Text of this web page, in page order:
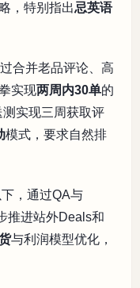
，特别指出忌英语
合并老品评论、高
实现两周内30单的
实现三周获取评
模式，要求自然排
，通过QA与
推进站外Deals和
与利润模型优化，